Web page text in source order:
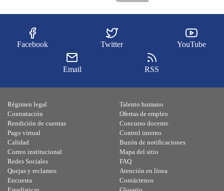
Facebook Twitter YouTube
Email RSS
Régimen legal
Contratación
Rendición de cuentas
Pago virtual
Calidad
Talento humano
Ofertas de empleo
Concurso docente
Control interno
Buzón de notificaciones
Correo institucional
Redes Sociales
Quejas y reclamos
Encuesta
Mapa del sitio
FAQ
Atención en línea
Contáctenos